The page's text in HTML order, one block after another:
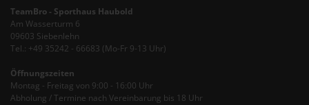
TeamBro - Sporthaus Haubold
Am Wasserturm 6
09603 Siebenlehn
Tel.: +49 35242 - 66683 (Mo-Fr 9-13 Uhr)
Öffnungszeiten
Montag - Freitag von 9:00 - 16:00 Uhr
Abholung / Termine nach Vereinbarung bis 18 Uhr